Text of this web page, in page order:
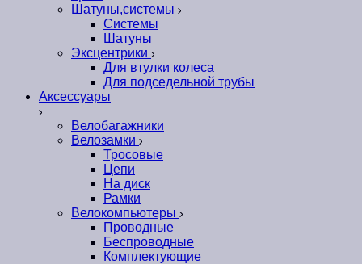
Шатуны,системы
Системы
Шатуны
Эксцентрики
Для втулки колеса
Для подседельной трубы
Аксессуары
Велобагажники
Велозамки
Тросовые
Цепи
На диск
Рамки
Велокомпьютеры
Проводные
Беспроводные
Комплектующие